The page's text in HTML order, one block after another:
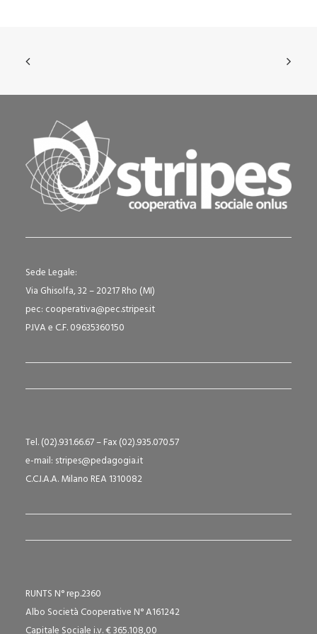
Sede Legale:
Via Ghisolfa, 32 – 20217 Rho (MI)
pec: cooperativa@pec.stripes.it
P.IVA e C.F. 09635360150
Tel. (02).931.66.67 – Fax (02).935.070.57
e-mail: stripes@pedagogia.it
C.C.I.A.A. Milano REA 1310082
RUNTS N° rep.2360
Albo Società Cooperative N° A161242
Capitale Sociale i.v. € 365.108,00